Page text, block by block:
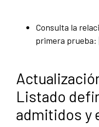
Consulta la
primera prueba:
Listado
admitidos y